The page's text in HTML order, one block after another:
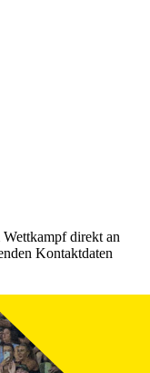
direkt an
Kontaktdaten